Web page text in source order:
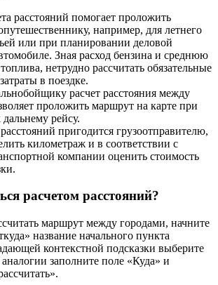
расстояний помогает проложить
например, для летнего
или при планировании деловой
Зная расход бензина и среднюю
нетрудно рассчитать обязательные
в поездке.
расчет расстояния между
проложить маршрут на карте при
рейсу.
пригодится грузоотправителю,
километраж и в соответствии с
компании оценить стоимость
расчетом расстояний?
маршрут между городами, начните
название начального пункта
контекстной подсказки выберите
заполните поле «Куда» и